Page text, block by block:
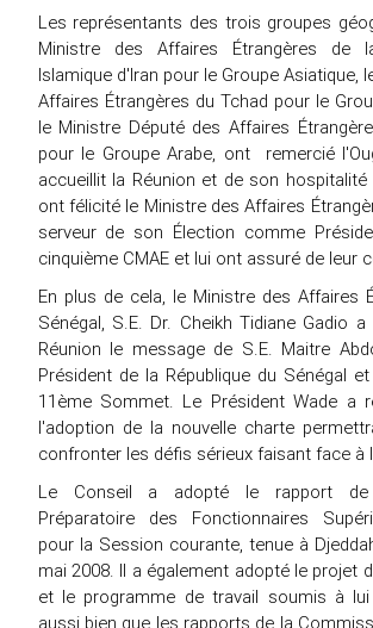
Les représentants des trois groupes
Ministre des Affaires Étrangères de
Islamique d'Iran pour le Groupe Asiatique,
Affaires Étrangères du Tchad pour le
le Ministre Député des Affaires
pour le Groupe Arabe, ont remercié
accueillit la Réunion et de son hospitalité
ont félicité le Ministre des Affaires
serveur de son Élection comme
cinquième CMAE et lui ont assuré de leur
En plus de cela, le Ministre des Affaires
Sénégal, S.E. Dr. Cheikh Tidiane Gadio
Réunion le message de S.E. Maitre
Président de la République du Sénégal
11ème Sommet. Le Président Wade a
l'adoption de la nouvelle charte
confronter les défis sérieux faisant face à
Le Conseil a adopté le rapport de
Préparatoire des Fonctionnaires
pour la Session courante, tenue à
mai 2008. Il a également adopté le projet
et le programme de travail soumis à lui
aussi bien que les rapports de la